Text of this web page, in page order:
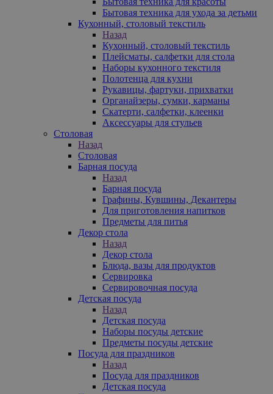
Бытовая техника для ухода за детьми
Кухонный, столовый текстиль
Назад
Кухонный, столовый текстиль
Плейсматы, салфетки для стола
Наборы кухонного текстиля
Полотенца для кухни
Рукавицы, фартуки, прихватки
Органайзеры, сумки, карманы
Скатерти, салфетки, клеенки
Аксессуары для стульев
Столовая
Назад
Столовая
Барная посуда
Назад
Барная посуда
Графины, Кувшины, Декантеры
Для приготовления напитков
Предметы для питья
Декор стола
Назад
Декор стола
Блюда, вазы для продуктов
Сервировка
Сервировочная посуда
Детская посуда
Назад
Детская посуда
Наборы посуды детские
Предметы посуды детские
Посуда для праздников
Назад
Посуда для праздников
Детская посуда